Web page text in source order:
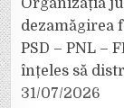
Organizația
dezamăgirea
PSD – PNL –
înțeles să
31/07/2026